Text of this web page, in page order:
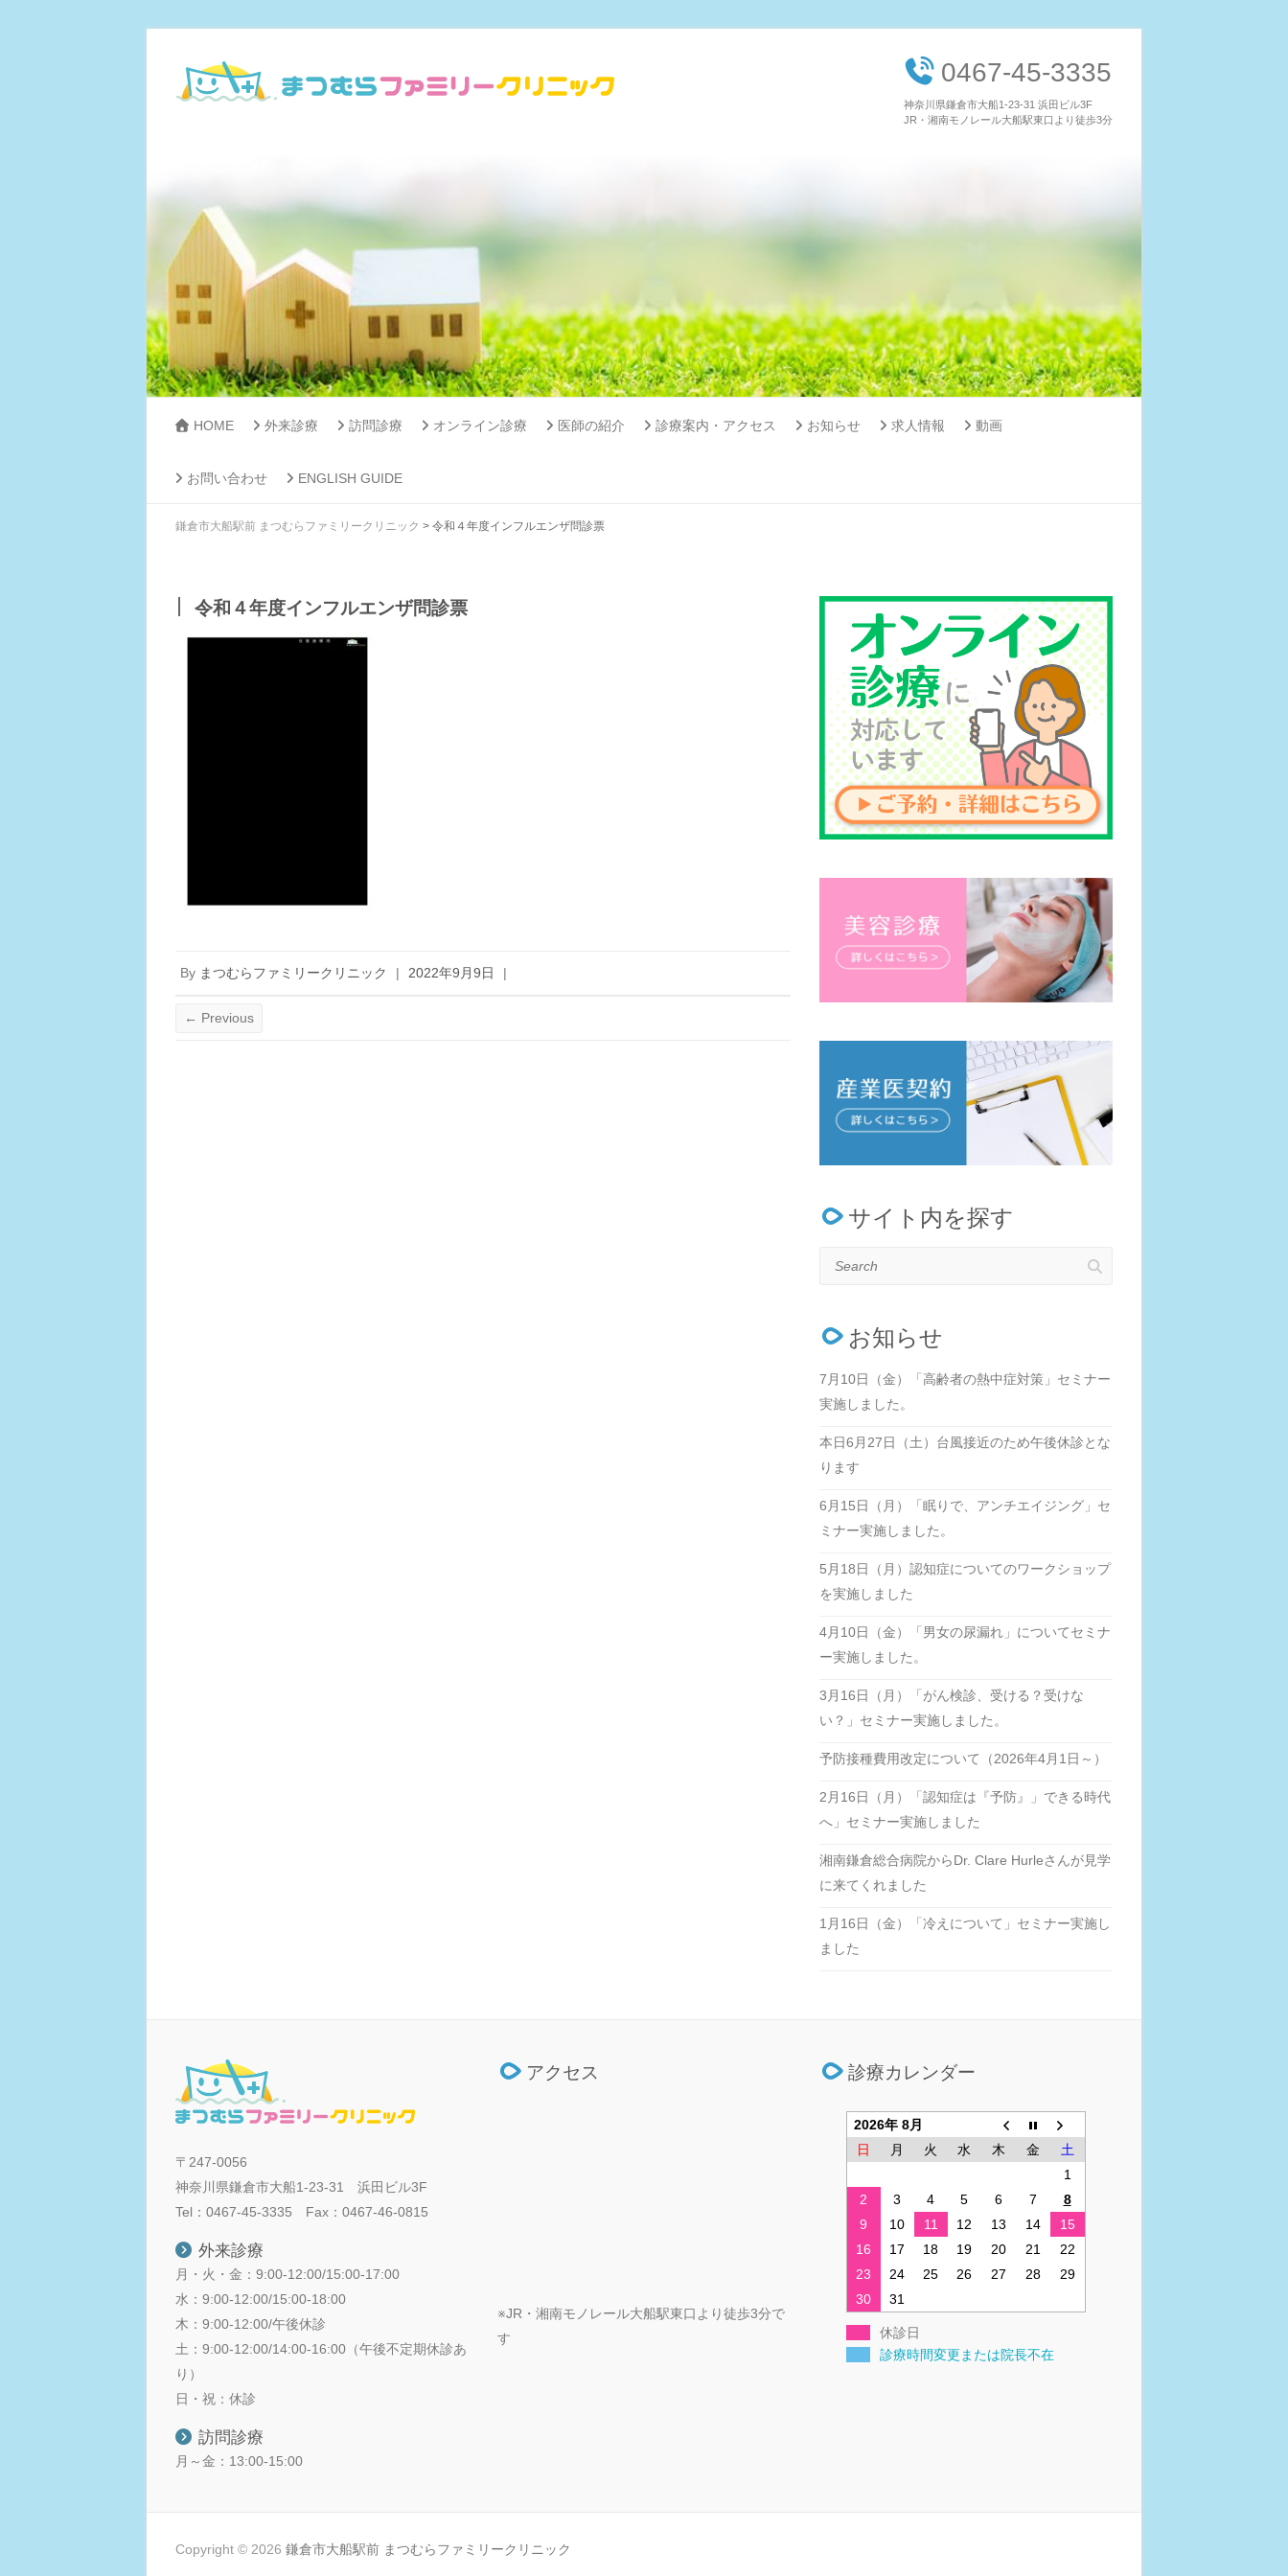
0467-45-3335
神奈川県鎌倉市大船1-23-31 浜田ビル3F
JR・湘南モノレール大船駅東口より徒歩3分
HOME 外来診療 訪問診療 オンライン診療 医師の紹介 診療案内・アクセス お知らせ 求人情報 動画
お問い合わせ ENGLISH GUIDE
鎌倉市大船駅前 まつむらファミリークリニック > 令和４年度インフルエンザ問診票
令和４年度インフルエンザ問診票
By まつむらファミリークリニック | 2022年9月9日 |
← Previous
サイト内を探す
Search
お知らせ
7月10日（金）「高齢者の熱中症対策」セミナー
実施しました。
本日6月27日（土）台風接近のため午後休診とな
ります
6月15日（月）「眠りで、アンチエイジング」セ
ミナー実施しました。
5月18日（月）認知症についてのワークショップ
を実施しました
4月10日（金）「男女の尿漏れ」についてセミナ
ー実施しました。
3月16日（月）「がん検診、受ける？受けな
い？」セミナー実施しました。
予防接種費用改定について（2026年4月1日～）
2月16日（月）「認知症は『予防』」できる時代
へ」セミナー実施しました
湘南鎌倉総合病院からDr. Clare Hurleさんが見学
に来てくれました
1月16日（金）「冷えについて」セミナー実施し
ました
〒247-0056
神奈川県鎌倉市大船1-23-31 浜田ビル3F
Tel：0467-45-3335 Fax：0467-46-0815
外来診療
月・火・金：9:00-12:00/15:00-17:00
水：9:00-12:00/15:00-18:00
木：9:00-12:00/午後休診
土：9:00-12:00/14:00-16:00（午後不定期休診あ
り）
日・祝：休診
訪問診療
月～金：13:00-15:00
アクセス
※JR・湘南モノレール大船駅東口より徒歩3分で
す
診療カレンダー
2026年 8月
日
月 火 水 木 金
土
1
2
3 4 5 6 7
8
9
10 11 12 13 14
15
16
17 18 19 20 21
22
23
24 25 26 27 28
29
30
31
休診日
診療時間変更または院長不在
Copyright © 2026 鎌倉市大船駅前 まつむらファミリークリニック